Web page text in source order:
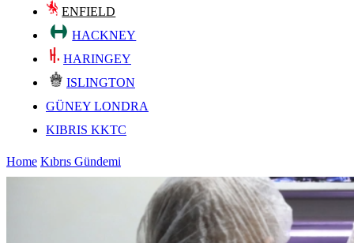
ENFIELD
HACKNEY
HARINGEY
ISLINGTON
GÜNEY LONDRA
KIBRIS KKTC
Home Kıbrıs Gündemi